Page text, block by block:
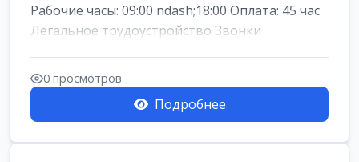
Рабочие часы: 09:00 ndash;18:00 Оплата: 45 час
Легальное трудоустройство Звонки
0 просмотров
Подробнее